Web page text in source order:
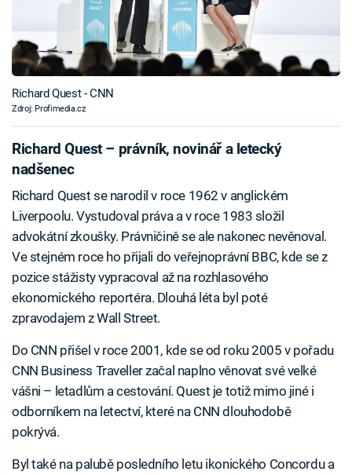
Richard Quest - CNN
Zdroj: Profimedia.cz
Richard Quest – právník, novinář a letecký
nadšenec
Richard Quest se narodil v roce 1962 v anglickém
Liverpoolu. Vystudoval práva a v roce 1983 složil
advokátní zkoušky. Právničině se ale nakonec nevěnoval.
Ve stejném roce ho přijali do veřejnoprávní BBC, kde se z
pozice stážisty vypracoval až na rozhlasového
ekonomického reportéra. Dlouhá léta byl poté
zpravodajem z Wall Street.
Do CNN přišel v roce 2001, kde se od roku 2005 v pořadu
CNN Business Traveller začal naplno věnovat své velké
vášni – letadlům a cestování. Quest je totiž mimo jiné i
odborníkem na letectví, které na CNN dlouhodobě
pokrývá.
Byl také na palubě posledního letu ikonického Concordu a